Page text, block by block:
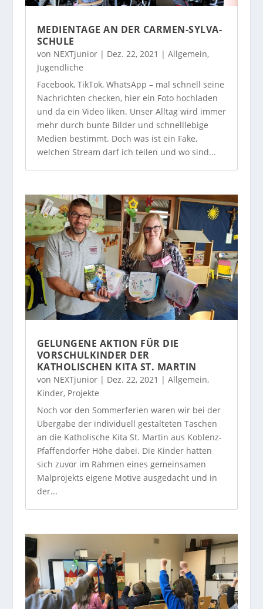
MEDIENTAGE AN DER CARMEN-SYLVA-
SCHULE
von NEXTjunior| Dez. 22, 2021 | Allgemein,
Jugendliche
Facebook, TikTok, WhatsApp – mal schnell seine
Nachrichten checken, hier ein Foto hochladen
und da ein Video liken. Unser Alltag wird immer
mehr durch bunte Bilder und schnelllebige
Medien bestimmt. Doch was ist ein Fake,
welchen Stream darf ich teilen und wo sind...
GELUNGENE AKTION FÜR DIE
VORSCHULKINDER DER
KATHOLISCHEN KITA ST. MARTIN
von NEXTjunior| Dez. 22, 2021 | Allgemein,
Kinder, Projekte
Noch vor den Sommerferien waren wir bei der
Übergabe der individuell gestalteten Taschen
an die Katholische Kita St. Martin aus Koblenz-
Pfaffendorfer Höhe dabei. Die Kinder hatten
sich zuvor im Rahmen eines gemeinsamen
Malprojekts eigene Motive ausgedacht und in
der...